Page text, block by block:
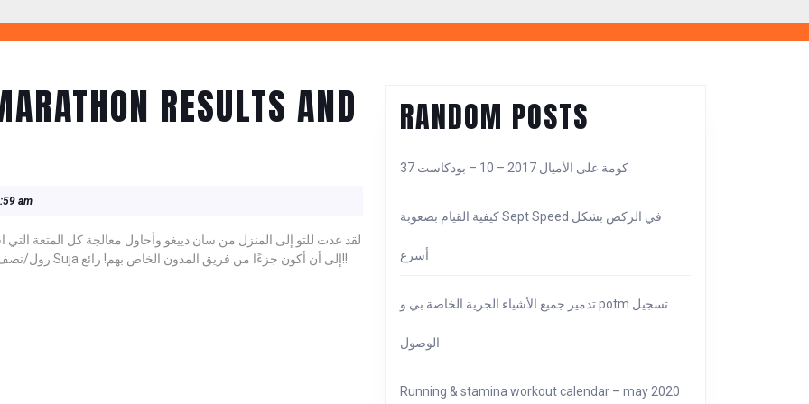
RESULTS AND
am
رول/نصف ماراثون. كنت أخطط بالفعل لتشغيله ، ولحسن الحظ دعاني Suja إلى أن أكون جزءًا من فريق المدون الخاص بهم! رائع!!
RANDOM POSTS
كومة على الأميال 2017 – 10 – بودكاست 37
كيفية القيام بصعوبة Sept Speed ​​في الركض بشكل
أسرع
تدمير جميع الأشياء الجرية الخاصة بي و potm تسجيل
الوصول
Running & stamina workout calendar – may 2020